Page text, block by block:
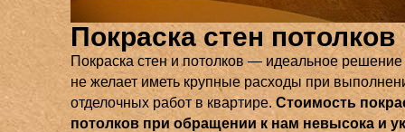
Покраска стен потолков
Покраска стен и потолков — идеальное решение
не желает иметь крупные расходы при
отделочных работ в квартире. Стоимость
потолков при обращении к нам невысока и